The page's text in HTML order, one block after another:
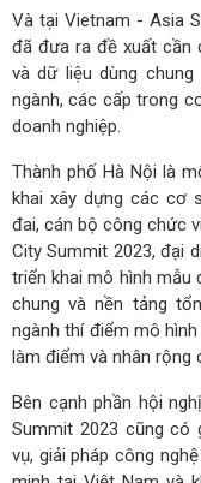
Và tại Vietnam - Asia
đã đưa ra đề xuất cần
và dữ liệu dùng
ngành, các cấp trong
doanh nghiệp.
Thành phố Hà Nội là
khai xây dựng các cơ
đai, cán bộ công chức
City Summit 2023, đại
triển khai mô hình mẫu
chung và nền tảng
ngành thí điểm mô
làm điểm và nhân rộng
Bên cạnh phần hội
Summit 2023 cũng có
vụ, giải pháp công